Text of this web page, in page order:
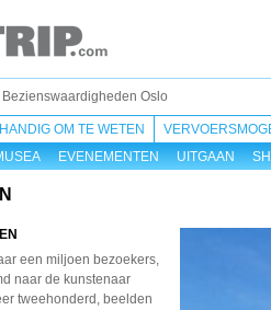
Bezienswaardigheden Oslo
EVENEMENTEN UITGAAN
HANDIG OM TE WETEN
een miljoen bezoekers,
naar de kunstenaar
tweehonderd, beelden